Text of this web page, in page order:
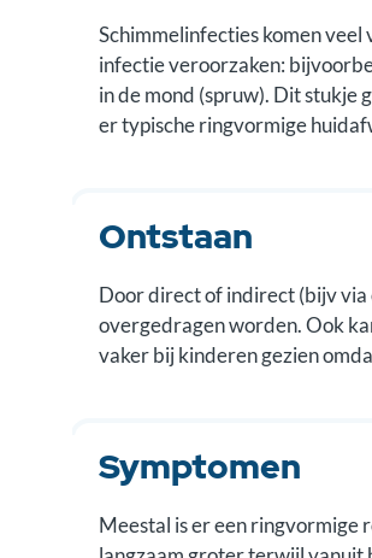
Schimmelinfecties komen veel
infectie veroorzaken:
in de mond (spruw). Dit stukje
er typische ringvormige
Ontstaan
Door direct of indirect (bijv via
overgedragen worden. Ook
vaker bij kinderen gezien
Symptomen
Meestal is er een ringvormige